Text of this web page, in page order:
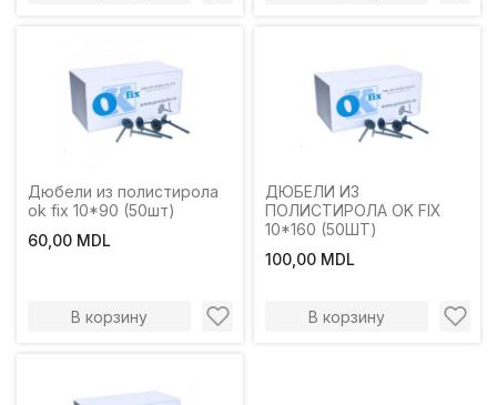
Дюбели из полистирола
ok fix 10*90 (50шт)
60,00 MDL
В корзину
ДЮБЕЛИ ИЗ
ПОЛИСТИРОЛА OK FIX
10*160 (50ШТ)
100,00 MDL
В корзину